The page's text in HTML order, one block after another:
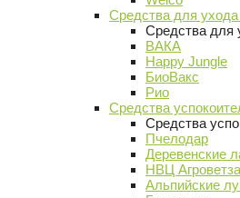
Средства для
Средства для
ВАКА
Happy Jungle
БиоВакс
Рио
Средства
Средства
Пчелодар
Деревенские
НВЦ
Альпийские